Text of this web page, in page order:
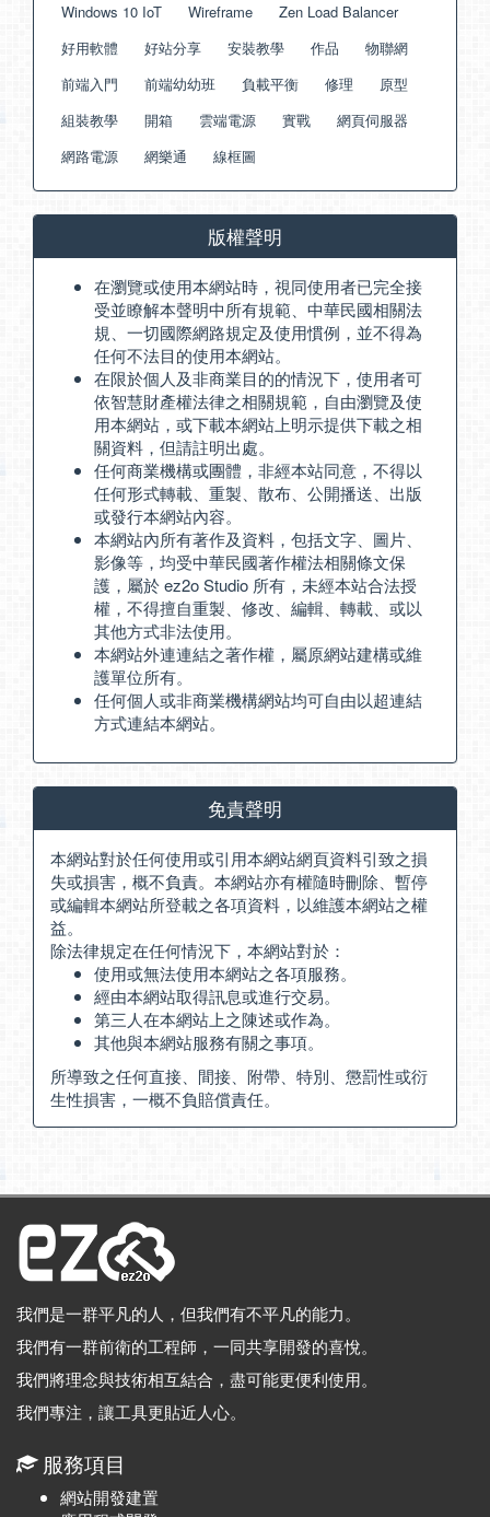
Windows 10 IoT
Wireframe
Zen Load Balancer
好用軟體
好站分享 安裝教學 作品
物聯網
前端入門
前端幼幼班 負載平衡 修理
原型
組裝教學
開箱 雲端電源 實戰
網頁伺服器
網路電源
網樂通 線框圖
版權聲明
在瀏覽或使用本網站時，視同使用者已完全接
受並瞭解本聲明中所有規範、中華民國相關法
規、一切國際網路規定及使用慣例，並不得為
任何不法目的使用本網站。
在限於個人及非商業目的的情況下，使用者可
依智慧財產權法律之相關規範，自由瀏覽及使
用本網站，或下載本網站上明示提供下載之相
關資料，但請註明出處。
任何商業機構或團體，非經本站同意，不得以
任何形式轉載、重製、散布、公開播送、出版
或發行本網站內容。
本網站內所有著作及資料，包括文字、圖片、
影像等，均受中華民國著作權法相關條文保
護，屬於 ez2o Studio 所有，未經本站合法授
權，不得擅自重製、修改、編輯、轉載、或以
其他方式非法使用。
本網站外連連結之著作權，屬原網站建構或維
護單位所有。
任何個人或非商業機構網站均可自由以超連結
方式連結本網站。
免責聲明
本網站對於任何使用或引用本網站網頁資料引致之損
失或損害，概不負責。本網站亦有權隨時刪除、暫停
或編輯本網站所登載之各項資料，以維護本網站之權
益。
除法律規定在任何情況下，本網站對於：
使用或無法使用本網站之各項服務。
經由本網站取得訊息或進行交易。
第三人在本網站上之陳述或作為。
其他與本網站服務有關之事項。
所導致之任何直接、間接、附帶、特別、懲罰性或衍
生性損害，一概不負賠償責任。
我們是一群平凡的人，但我們有不平凡的能力。
我們有一群前衛的工程師，一同共享開發的喜悅。
我們將理念與技術相互結合，盡可能更便利使用。
我們專注，讓工具更貼近人心。
服務項目
網站開發建置